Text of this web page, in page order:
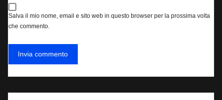
Salva il mio nome, email e sito web in questo browser per la prossima volta
che commento.